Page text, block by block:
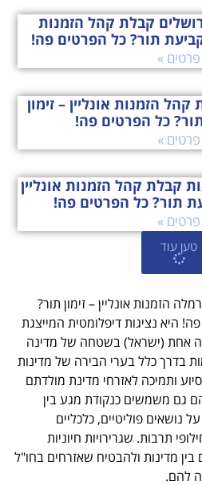
קבלת קהל הזמנות
קביעת תור? כל הפרטים פה!
פרטים »
הזמנות אונליין – זימון
כל הפרטים פה!
פרטים »
קבלת קהל הזמנות אונליין
תור? כל הפרטים פה!
פרטים »
טען עוד
הזמנות אונליין – זימון תור?
היא נציגות דיפלומטית המייצגת
אחת (ישראל) בשטחה של מדינה
בדרך כלל בערי הבירה של מדינות
ותמיכה לאזרחי מדינת מולדתם
גם משמשים כנקודת מגע בין
נושאים פוליטיים, כלכליים
תרבות. שגרירויות חיוניות
מדינות ולהבטיח שאזרחים בחו"ל
להם.